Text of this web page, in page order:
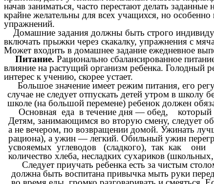
начав заниматься, часто перестают делать
крайне желательны для всех учащихся, но
упражнений.
Домашние задания должны быть строго
включать прыжки через скакалку, упражнения с
Может входить в домашнее задание ежедневное
Питание.Рационально сбалансированное
влияние на растущий организм ребенка. Голодный
интерес к учению, скорее устает.
Большое значение имеет режим питания, его
случае не следует отпускать детей утром в школу
школе (на большой перемене) ребенок должен
Основная еда в течение дня — обед, который
Детям, занимающимся во вторую смену, следует
а не вечером, по возвращении домой. Ужинать
рациона), а ужин — легкий. Обильный ужин
усвояемых углеводов (сладкого), так как они
количество хлеба, несладких сухариков
Следует приучать ребенка есть за чистым
должна быть воспитана привычка мыть руки